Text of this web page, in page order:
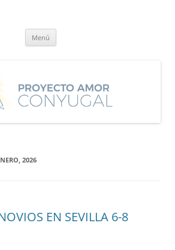
Menú
2026
EN SEVILLA 6-8